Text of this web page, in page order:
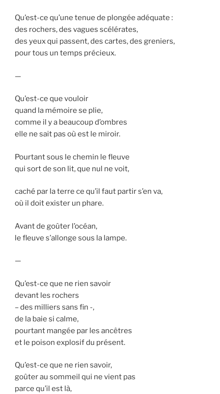
Qu’est-ce qu’une tenue de plongée adéquate :
des rochers, des vagues scélérates,
des yeux qui passent, des cartes, des greniers,
pour tous un temps précieux.
—
Qu’est-ce que vouloir
quand la mémoire se plie,
comme il y a beaucoup d’ombres
elle ne sait pas où est le miroir.
Pourtant sous le chemin le fleuve
qui sort de son lit, que nul ne voit,
caché par la terre ce qu’il faut partir s’en va,
où il doit exister un phare.
Avant de goûter l’océan,
le fleuve s’allonge sous la lampe.
—
Qu’est-ce que ne rien savoir
devant les rochers
– des milliers sans fin -,
de la baie si calme,
pourtant mangée par les ancêtres
et le poison explosif du présent.
Qu’est-ce que ne rien savoir,
goûter au sommeil qui ne vient pas
parce qu’il est là,